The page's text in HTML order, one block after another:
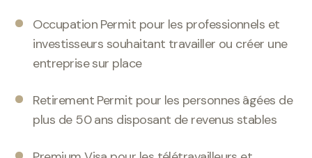
Occupation Permit pour les professionnels et
investisseurs souhaitant travailler ou créer une
entreprise sur place
Retirement Permit pour les personnes âgées de
plus de 50 ans disposant de revenus stables